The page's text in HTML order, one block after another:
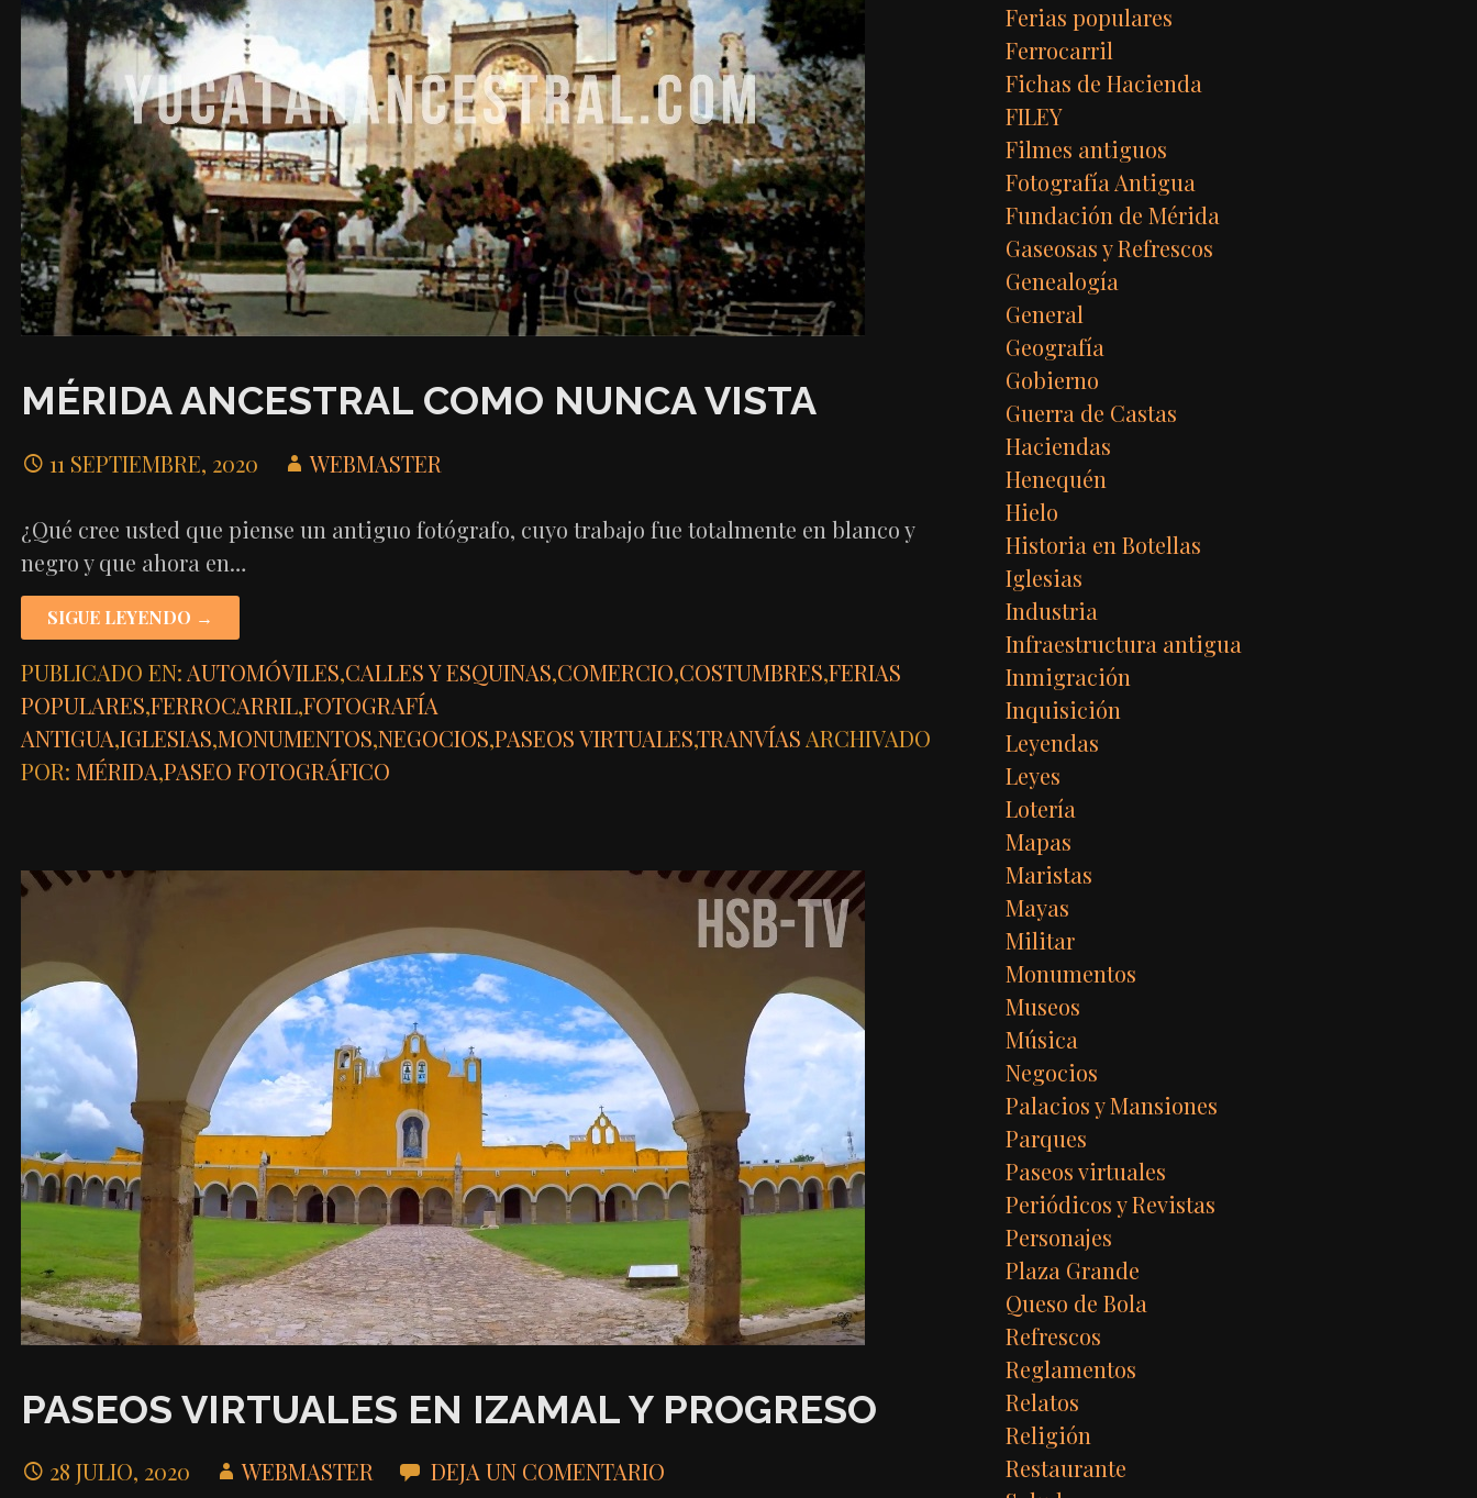
MÉRIDA ANCESTRAL COMO NUNCA VISTA
11 SEPTIEMBRE, 2020 WEBMASTER
¿Qué cree usted que piense un antiguo fotógrafo, cuyo trabajo fue totalmente en blanco y
negro y que ahora en…
SIGUE LEYENDO →
PUBLICADO EN: AUTOMÓVILES,CALLES Y ESQUINAS,COMERCIO,COSTUMBRES,FERIAS
POPULARES,FERROCARRIL,FOTOGRAFÍA
ANTIGUA,IGLESIAS,MONUMENTOS,NEGOCIOS,PASEOS VIRTUALES,TRANVÍAS ARCHIVADO
POR: MÉRIDA,PASEO FOTOGRÁFICO
PASEOS VIRTUALES EN IZAMAL Y PROGRESO
28 JULIO, 2020 WEBMASTER DEJA UN COMENTARIO
Ferias populares
Ferrocarril
Fichas de Hacienda
FILEY
Filmes antiguos
Fotografía Antigua
Fundación de Mérida
Gaseosas y Refrescos
Genealogía
General
Geografía
Gobierno
Guerra de Castas
Haciendas
Henequén
Hielo
Historia en Botellas
Iglesias
Industria
Infraestructura antigua
Inmigración
Inquisición
Leyendas
Leyes
Lotería
Mapas
Maristas
Mayas
Militar
Monumentos
Museos
Música
Negocios
Palacios y Mansiones
Parques
Paseos virtuales
Periódicos y Revistas
Personajes
Plaza Grande
Queso de Bola
Refrescos
Reglamentos
Relatos
Religión
Restaurante